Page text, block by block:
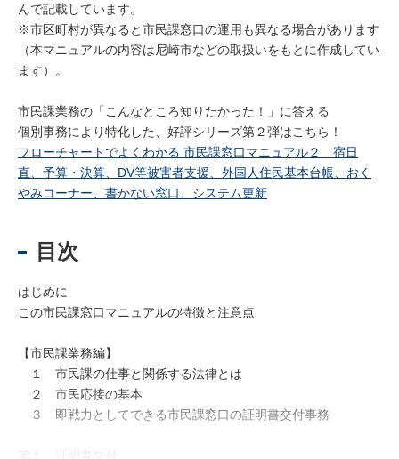
んで記載しています。
※市区町村が異なると市民課窓口の運用も異なる場合があります
（本マニュアルの内容は尼崎市などの取扱いをもとに作成してい
ます）。
市民課業務の「こんなところ知りたかった！」に答える
個別事務により特化した、好評シリーズ第２弾はこちら！
フローチャートでよくわかる 市民課窓口マニュアル２ 宿日
直、予算・決算、DV等被害者支援、外国人住民基本台帳、おく
やみコーナー、書かない窓口、システム更新
目次
はじめに
この市民課窓口マニュアルの特徴と注意点
【市民課業務編】
１ 市民課の仕事と関係する法律とは
２ 市民応接の基本
３ 即戦力としてできる市民課窓口の証明書交付事務